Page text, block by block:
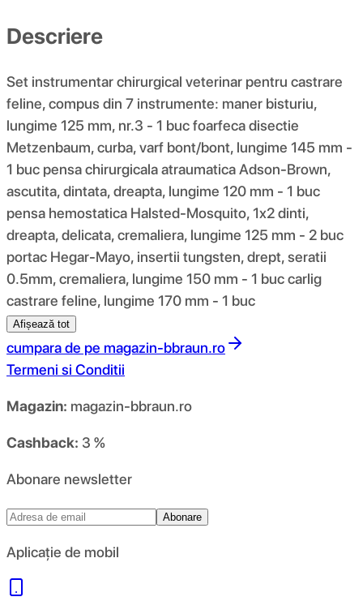
Descriere
Set instrumentar chirurgical veterinar pentru castrare
feline, compus din 7 instrumente: maner bisturiu,
lungime 125 mm, nr.3 - 1 buc foarfeca disectie
Metzenbaum, curba, varf bont/bont, lungime 145 mm -
1 buc pensa chirurgicala atraumatica Adson-Brown,
ascutita, dintata, dreapta, lungime 120 mm - 1 buc
pensa hemostatica Halsted-Mosquito, 1x2 dinti,
dreapta, delicata, cremaliera, lungime 125 mm - 2 buc
portac Hegar-Mayo, insertii tungsten, drept, seratii
0.5mm, cremaliera, lungime 150 mm - 1 buc carlig
castrare feline, lungime 170 mm - 1 buc
Afișează tot
cumpara de pe magazin-bbraun.ro
Termeni si Conditii
Magazin: magazin-bbraun.ro
Cashback: 3 %
Abonare newsletter
Abonare
Aplicație de mobil